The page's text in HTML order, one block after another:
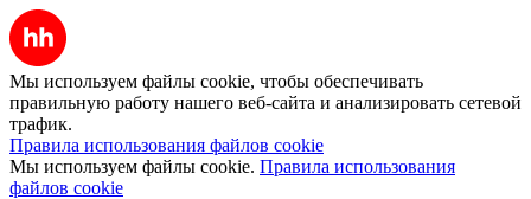
Мы используем файлы cookie, чтобы обеспечивать
правильную работу нашего веб-сайта и анализировать сетевой
трафик.
Правила использования файлов cookie
Мы используем файлы cookie. Правила использования
файлов cookie